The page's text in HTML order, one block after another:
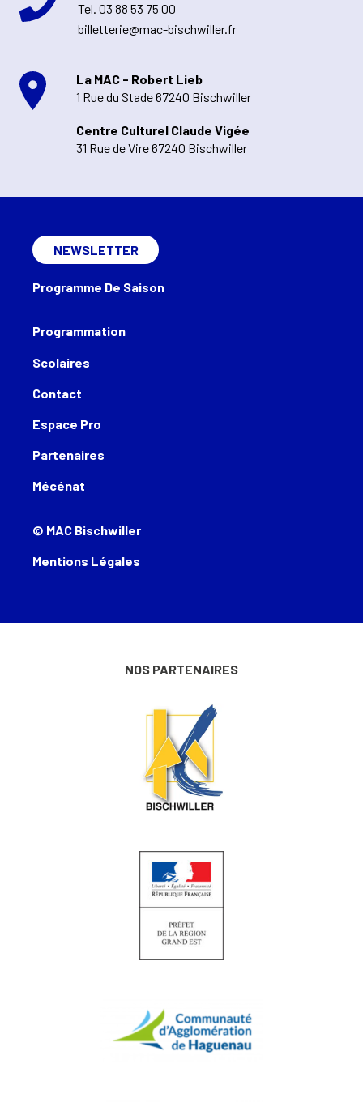
Tel. 03 88 53 75 00
billetterie@mac-bischwiller.fr
La MAC - Robert Lieb
1 Rue du Stade 67240 Bischwiller
Centre Culturel Claude Vigée
31 Rue de Vire 67240 Bischwiller
Programmation
Scolaires
Contact
Espace Pro
Partenaires
Mécénat
NEWSLETTER
Programme De Saison
© MAC Bischwiller
Mentions Légales
NOS PARTENAIRES